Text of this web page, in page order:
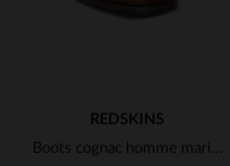
REDSKINS
Boots cognac homme marine